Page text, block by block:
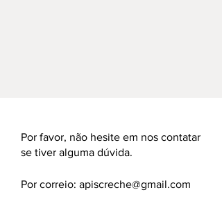
Por favor, não hesite em nos contatar
se tiver alguma dúvida.
Por correio: apiscreche@gmail.com